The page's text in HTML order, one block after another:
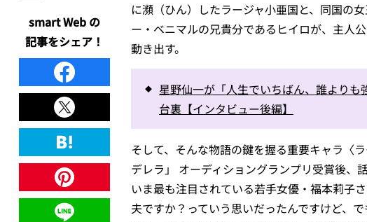
に瀕（ひん）したラージャ小亜国と、同国の
ー・ベニマルの兄貴分であるヒイロが、主人
動き出す。
星野仙一が「人生でいちばん、誰より
台裏【インタビュー後編】
そして、そんな物語の鍵を握る重要キャラ〈
デレラ」 オーディショングランプリ受賞後、
いま最も注目されている若手女優・福本莉子
夫ですか？っていう思いだったんですけど、
smart Web の
記事をシェア！